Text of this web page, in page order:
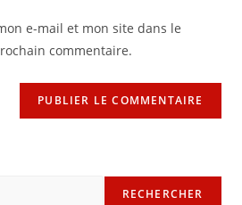
e-mail et mon site dans le
commentaire.
RECHERCHER